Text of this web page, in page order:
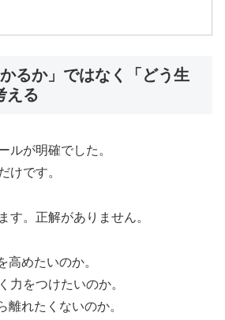
るか」ではなく「どう生
える
ルが明確でした。
けです。
す。正解がありません。
高めたいのか。
力をつけたいのか。
離れたくないのか。